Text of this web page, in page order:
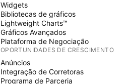
Widgets
Bibliotecas de gráficos
Lightweight Charts™
Gráficos Avançados
Plataforma de Negociação
OPORTUNIDADES DE CRESCIMENTO
Anúncios
Integração de Corretoras
Programa de Parceria